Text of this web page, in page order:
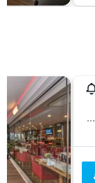
شارع زيهزاديباسي رقم 17,زيهزاديباسي, اسطنبول, تركيا